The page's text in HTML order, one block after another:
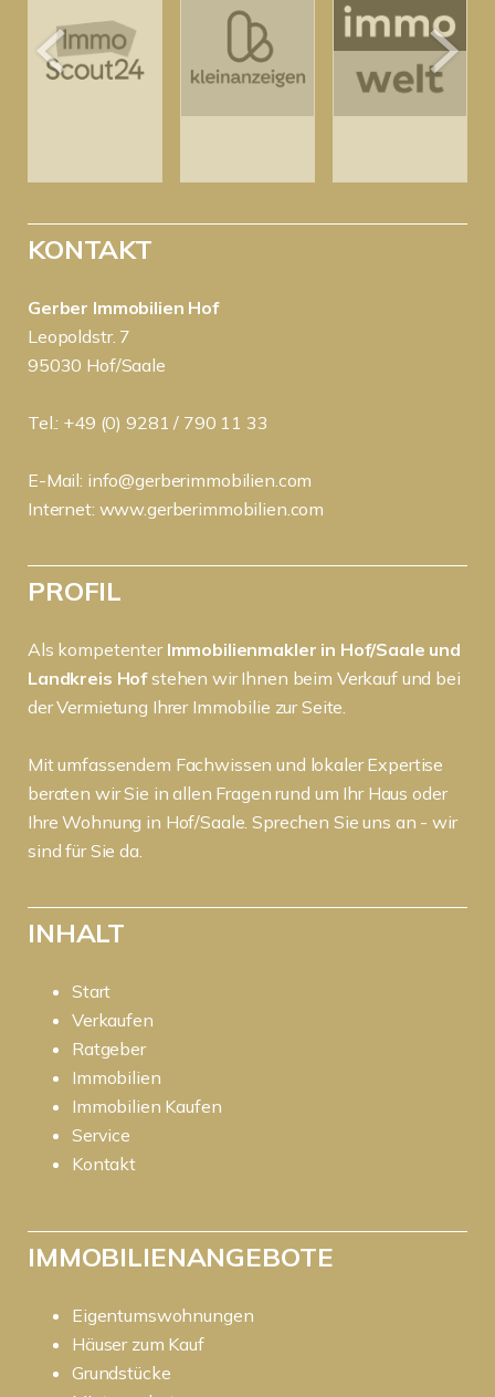
KONTAKT
Gerber Immobilien Hof
Leopoldstr. 7
95030 Hof/Saale
Tel.: +49 (0) 9281 / 790 11 33
E-Mail: info@gerberimmobilien.com
Internet: www.gerberimmobilien.com
PROFIL
Als kompetenter Immobilienmakler in Hof/Saale und
Landkreis Hofstehen wir Ihnen beim Verkauf und bei
der Vermietung Ihrer Immobilie zur Seite.
Mit umfassendem Fachwissen und lokaler Expertise
beraten wir Sie in allen Fragen rund um Ihr Haus oder
Ihre Wohnung in Hof/Saale. Sprechen Sie uns an - wir
sind für Sie da.
INHALT
Start
Verkaufen
Ratgeber
Immobilien
Immobilien Kaufen
Service
Kontakt
IMMOBILIENANGEBOTE
Eigentumswohnungen
Häuser zum Kauf
Grundstücke